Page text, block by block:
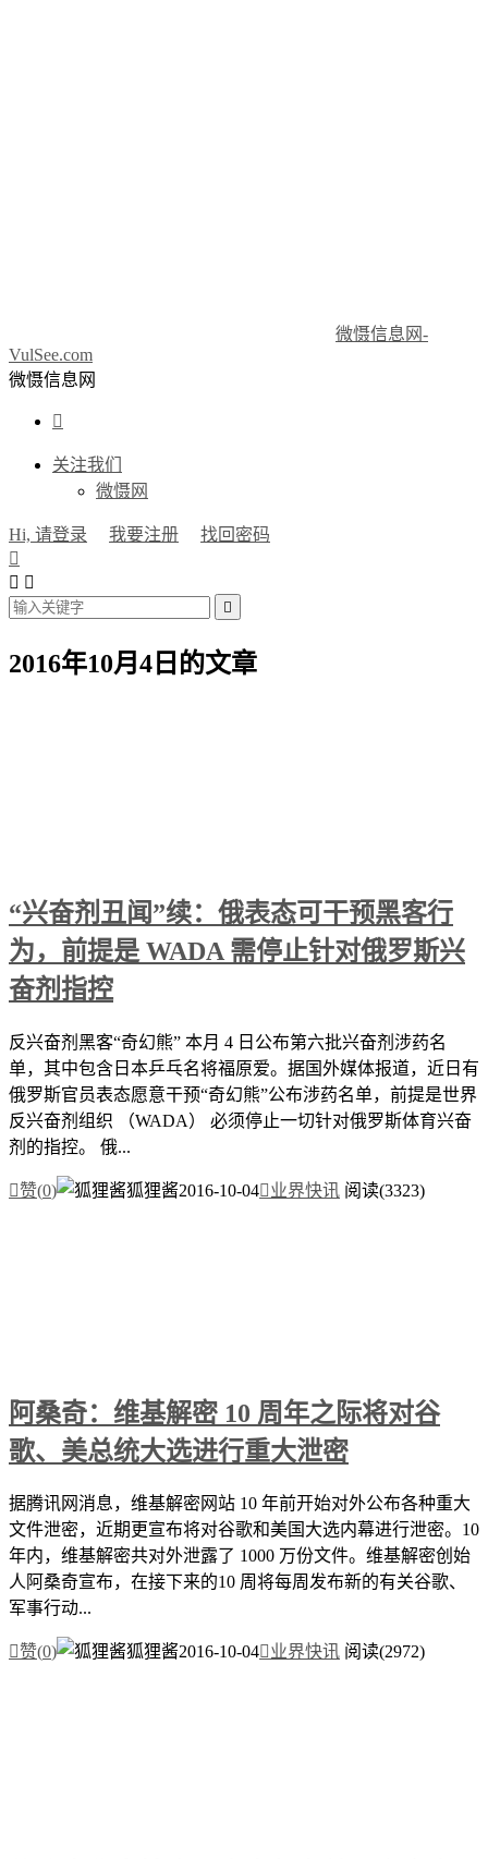
微慑信息网-
VulSee.com
微慑信息网

关注我们
微慑网
Hi, 请登录 我要注册
找回密码

 

2016年10月4日的文章
“兴奋剂丑闻”续：俄表态可干预黑客行
为，前提是 WADA 需停止针对俄罗斯兴
奋剂指控
反兴奋剂黑客“奇幻熊” 本月 4 日公布第六批兴奋剂涉药名
单，其中包含日本乒乓名将福原爱。据国外媒体报道，近日有
俄罗斯官员表态愿意干预“奇幻熊”公布涉药名单，前提是世界
反兴奋剂组织 （WADA） 必须停止一切针对俄罗斯体育兴奋
剂的指控。 俄...
赞(0) 狐狸酱2016-10-04业界快讯 阅读(3323)
阿桑奇：维基解密 10 周年之际将对谷
歌、美总统大选进行重大泄密
据腾讯网消息，维基解密网站 10 年前开始对外公布各种重大
文件泄密，近期更宣布将对谷歌和美国大选内幕进行泄密。10
年内，维基解密共对外泄露了 1000 万份文件。维基解密创始
人阿桑奇宣布，在接下来的10 周将每周发布新的有关谷歌、
军事行动...
赞(0) 狐狸酱2016-10-04业界快讯 阅读(2972)